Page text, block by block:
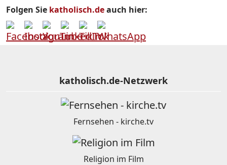
Folgen Sie katholisch.deauch hier:
katholisch.de-Netzwerk
Fernsehen - kirche.tv
Religion im Film